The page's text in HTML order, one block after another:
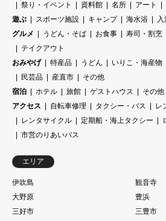
祭り・イベント
資料館 名所 アート
遊ぶ
スポーツ施設 キャンプ 海水浴
グルメ
うどん・そば お食事 寿司・割烹
テイクアウト
おみやげ
特産品 うどん いりこ・海産物
民芸品
産直市
その他
宿泊
ホテル 旅館 ゲストハウス
その他
アクセス
自転車修理 タクシー・バス
レ
レンタサイクル
定期船・海上タクシー
市営のりあいバス
エリア
伊吹島
観音寺
大野原
豊浜
三好市
三豊市